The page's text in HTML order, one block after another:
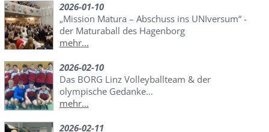
2026-01-10
„Mission Matura – Abschuss ins UNIversum“ -
der Maturaball des Hagenborg
mehr...
2026-02-10
Das BORG Linz Volleyballteam & der
olympische Gedanke…
mehr...
2026-02-11